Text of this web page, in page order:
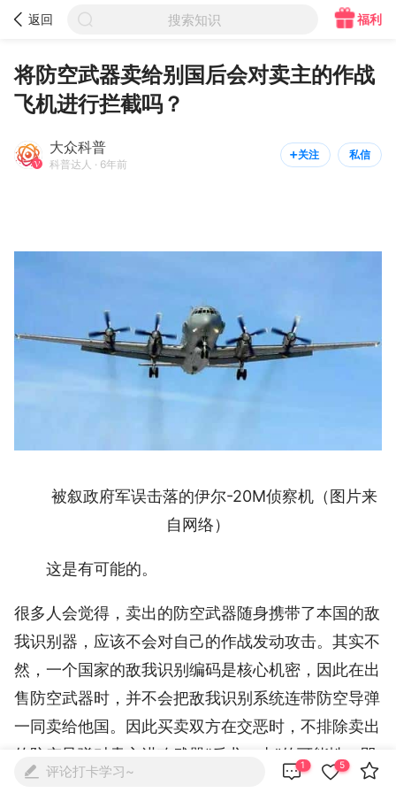
返回  搜索知识 福利
  科普达人
将防空武器卖给别国后会对卖主的作战
飞机进行拦截吗？

大众科普
科普达人 · 6年前
关注 私信
被叙政府军误击落的伊尔-20M侦察机（图片来
自网络）
这是有可能的。
很多人会觉得，卖出的防空武器随身携带了本国的敌
我识别器，应该不会对自己的作战发动攻击。其实不
然，一个国家的敌我识别编码是核心机密，因此在出
售防空武器时，并不会把敌我识别系统连带防空导弹
一同卖给他国。因此买卖双方在交恶时，不排除卖出
的防空导弹对卖主进攻武器“反戈一击”的可能性。即
便不交恶，也有造成误伤的战例。
 评论打卡学习~ 1 5 